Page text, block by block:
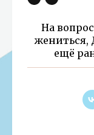
На
жениться,
ещё